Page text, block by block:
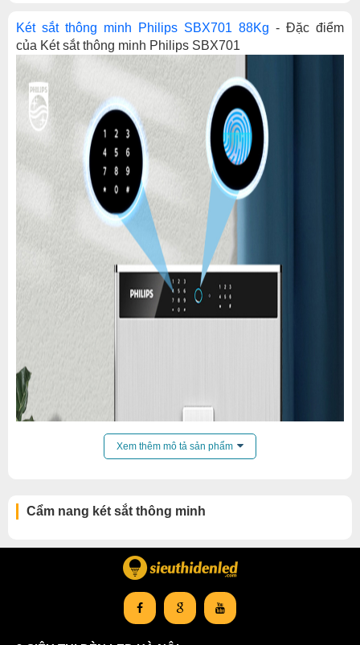
Két sắt thông minh Philips SBX701 88Kg - Đặc điểm
của Két sắt thông minh Philips SBX701
Xem thêm mô tả sản phẩm
Cẩm nang két sắt thông minh